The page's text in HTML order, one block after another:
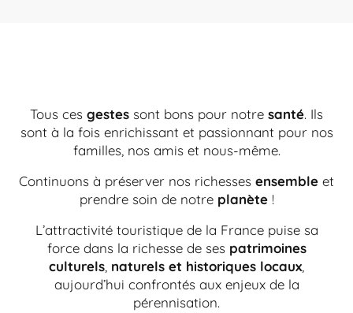
Tous ces gestes sont bons pour notre santé. Ils
sont à la fois enrichissant et passionnant pour nos
familles, nos amis et nous-même.
Continuons à préserver nos richesses ensemble et
prendre soin de notre planète!
L’attractivité touristique de la France puise sa
force dans la richesse de ses patrimoines
culturels naturels et historiques locaux
aujourd’hui confrontés aux enjeux de la
pérennisation.